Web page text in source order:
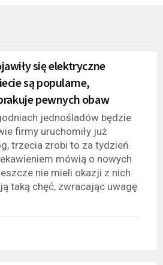
się elektryczne
są popularne,
pewnych obaw
jednośladów będzie
firmy uruchomiły już
trzecia zrobi to za tydzień.
mówią o nowych
nie mieli okazji z nich
taką chęć, zwracając uwagę